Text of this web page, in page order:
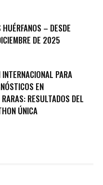
– DESDE
DE 2025
PARA
EN
RARAS: RESULTADOS DEL
ÚNICA